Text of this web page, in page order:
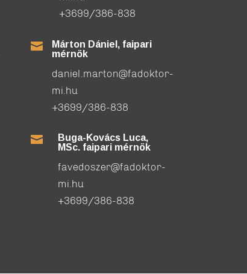
+3699/386-838

Márton Dániel, faipari
mérnök
daniel.marton@fadoktor-
mi.hu
+3699/386-838

Buga-Kovács Luca,
MSc. faipari mérnök
favedoszer@fadoktor-
mi.hu
+3699/386-838